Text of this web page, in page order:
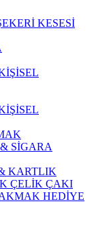
KESESİ
SİGARA
KARTLIK
ÇELİK ÇAKI
HEDİYE